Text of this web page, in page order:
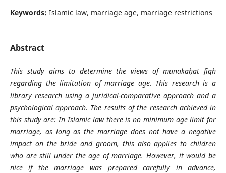
Keywords: Islamic law, marriage age, marriage restrictions
Abstract
This study aims to determine the views of munākaḥāt fiqh
regarding the limitation of marriage age. This research is a
library research using a juridical-comparative approach and a
psychological approach. The results of the research achieved in
this study are: In Islamic law there is no minimum age limit for
marriage, as long as the marriage does not have a negative
impact on the bride and groom, this also applies to children
who are still under the age of marriage. However, it would be
nice if the marriage was prepared carefully in advance,